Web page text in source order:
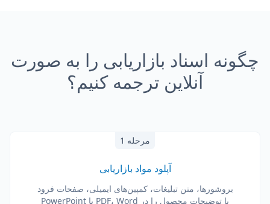
چگونه اسناد بازاریابی را به صورت
آنلاین ترجمه کنیم؟
مرحله 1
آپلود مواد بازاریابی
بروشورها، متن تبلیغات، کمپین‌های ایمیلی، صفحات فرود
یا توضیحات محصول را در PDF، Word یا PowerPoint